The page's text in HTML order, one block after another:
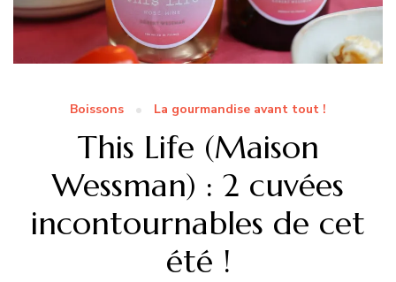
Boissons La gourmandise avant tout !
This Life (Maison
Wessman) : 2 cuvées
incontournables de cet
été !